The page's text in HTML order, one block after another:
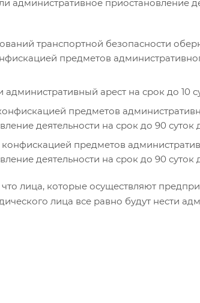
административное приостановление
транспортной безопасности
предметов
административный арест на срок до 10
конфискацией предметов
деятельности на срок до 90
конфискацией предметов
деятельности на срок до 90 суток
лица, которые осуществляют
лица все равно будут нести